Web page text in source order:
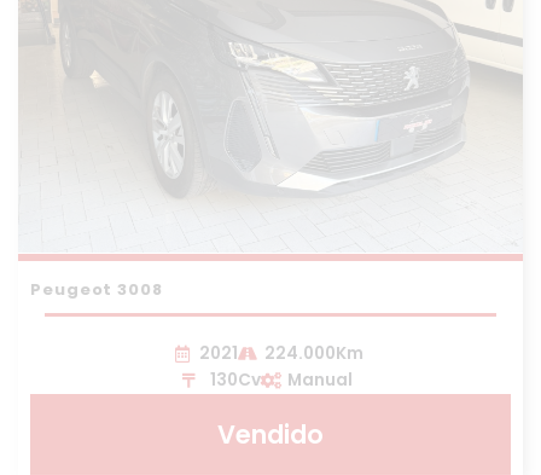
Peugeot 3008
2021
224.000Km
130Cv
Manual
Vendido